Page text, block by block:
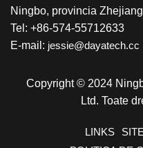
Ningbo, provincia
Tel: +86-574-55712633
E-mail: jessie@dayatech.cc
Copyright © 2024
Ltd. Toate
LINKS